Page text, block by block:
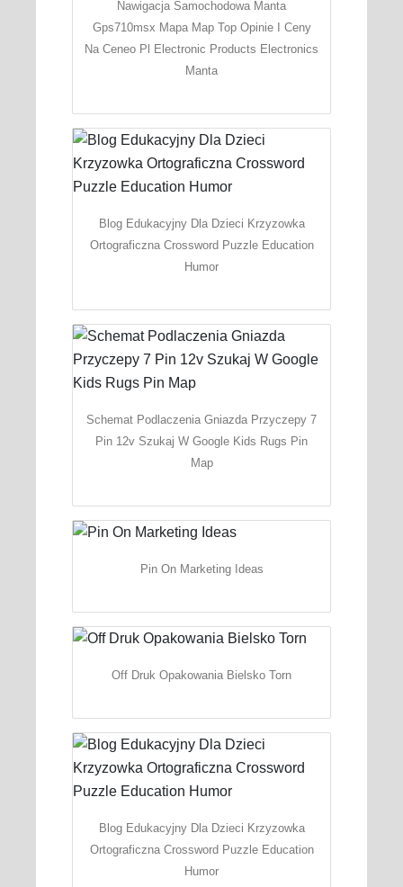
Nawigacja Samochodowa Manta
Gps710msx Mapa Map Top Opinie I Ceny
Na Ceneo Pl Electronic Products Electronics
Manta
Blog Edukacyjny Dla Dzieci Krzyzowka
Ortograficzna Crossword Puzzle Education
Humor
Schemat Podlaczenia Gniazda Przyczepy 7
Pin 12v Szukaj W Google Kids Rugs Pin
Map
Pin On Marketing Ideas
Off Druk Opakowania Bielsko Torn
Blog Edukacyjny Dla Dzieci Krzyzowka
Ortograficzna Crossword Puzzle Education
Humor